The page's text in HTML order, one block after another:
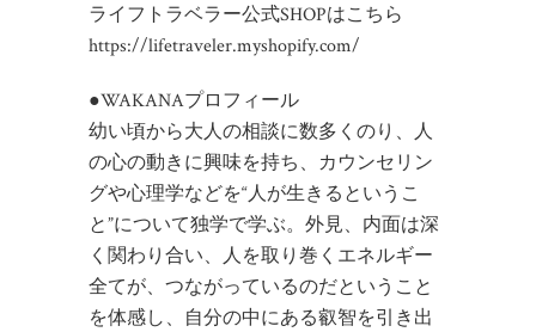
ライフトラベラー公式SHOPはこちら
https://lifetraveler.myshopify.com/
●WAKANAプロフィール
幼い頃から大人の相談に数多くのり、人
の心の動きに興味を持ち、カウンセリン
グや心理学などを“人が生きるというこ
と”について独学で学ぶ。外見、内面は深
く関わり合い、人を取り巻くエネルギー
全てが、つながっているのだということ
を体感し、自分の中にある叡智を引き出